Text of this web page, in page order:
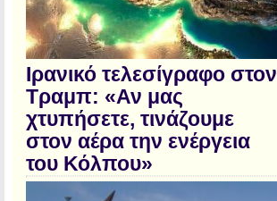
Ιρανικό τελεσίγραφο στον
Τραμπ: «Αν μας
χτυπήσετε, τινάζουμε
στον αέρα την ενέργεια
του Κόλπου»